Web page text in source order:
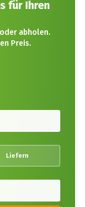
für Ihren
abholen.
Preis.
Liefern